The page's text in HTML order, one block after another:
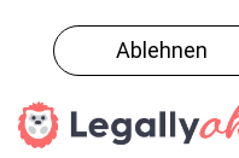
2021